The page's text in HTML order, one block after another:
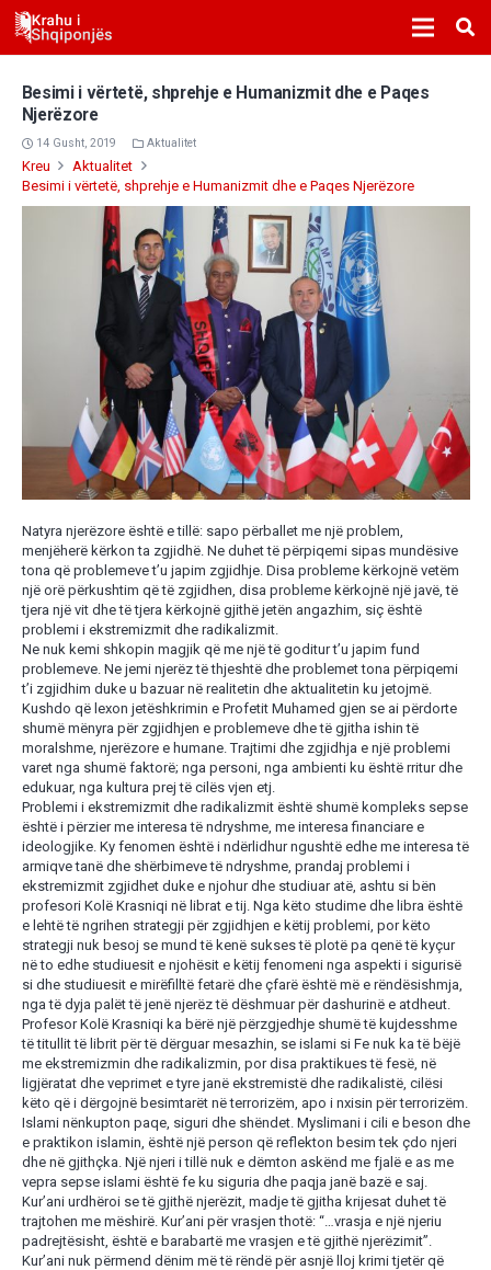
Besimi i vërtetë, shprehje e Humanizmit dhe e Paqes
Njerëzore
14 Gusht, 2019 Aktualitet
Kreu
Aktualitet
Besimi i vërtetë, shprehje e Humanizmit dhe e Paqes Njerëzore
Natyra njerëzore është e tillë: sapo përballet me një problem,
menjëherë kërkon ta zgjidhë. Ne duhet të përpiqemi sipas mundësive
tona që problemeve t’u japim zgjidhje. Disa probleme kërkojnë vetëm
një orë përkushtim që të zgjidhen, disa probleme kërkojnë një javë, të
tjera një vit dhe të tjera kërkojnë gjithë jetën angazhim, siç është
problemi i ekstremizmit dhe radikalizmit.
Ne nuk kemi shkopin magjik që me një të goditur t’u japim fund
problemeve. Ne jemi njerëz të thjeshtë dhe problemet tona përpiqemi
t’i zgjidhim duke u bazuar në realitetin dhe aktualitetin ku jetojmë.
Kushdo që lexon jetëshkrimin e Profetit Muhamed gjen se ai përdorte
shumë mënyra për zgjidhjen e problemeve dhe të gjitha ishin të
moralshme, njerëzore e humane. Trajtimi dhe zgjidhja e një problemi
varet nga shumë faktorë; nga personi, nga ambienti ku është rritur dhe
edukuar, nga kultura prej të cilës vjen etj.
Problemi i ekstremizmit dhe radikalizmit është shumë kompleks sepse
është i përzier me interesa të ndryshme, me interesa financiare e
ideologjike. Ky fenomen është i ndërlidhur ngushtë edhe me interesa të
armiqve tanë dhe shërbimeve të ndryshme, prandaj problemi i
ekstremizmit zgjidhet duke e njohur dhe studiuar atë, ashtu si bën
profesori Kolë Krasniqi në librat e tij. Nga këto studime dhe libra është
e lehtë të ngrihen strategji për zgjidhjen e këtij problemi, por këto
strategji nuk besoj se mund të kenë sukses të plotë pa qenë të kyçur
në to edhe studiuesit e njohësit e këtij fenomeni nga aspekti i sigurisë
si dhe studiuesit e mirëfilltë fetarë dhe çfarë është më e rëndësishmja,
nga të dyja palët të jenë njerëz të dëshmuar për dashurinë e atdheut.
Profesor Kolë Krasniqi ka bërë një përzgjedhje shumë të kujdesshme
të titullit të librit për të dërguar mesazhin, se islami si Fe nuk ka të bëjë
me ekstremizmin dhe radikalizmin, por disa praktikues të fesë, në
ligjëratat dhe veprimet e tyre janë ekstremistë dhe radikalistë, cilësi
këto që i dërgojnë besimtarët në terrorizëm, apo i nxisin për terrorizëm.
Islami nënkupton paqe, siguri dhe shëndet. Myslimani i cili e beson dhe
e praktikon islamin, është një person që reflekton besim tek çdo njeri
dhe në gjithçka. Një njeri i tillë nuk e dëmton askënd me fjalë e as me
vepra sepse islami është fe ku siguria dhe paqja janë bazë e saj.
Kur’ani urdhëroi se të gjithë njerëzit, madje të gjitha krijesat duhet të
trajtohen me mëshirë. Kur’ani për vrasjen thotë: “…vrasja e një njeriu
padrejtësisht, është e barabartë me vrasjen e të gjithë njerëzimit”.
Kur’ani nuk përmend dënim më të rëndë për asnjë lloj krimi tjetër që